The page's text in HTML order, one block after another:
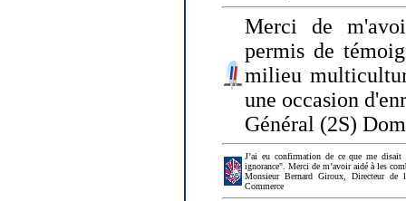
Merci de
permis de
milieu
une occasion
Général (2S)
J’ai eu confirmation de ce que me disait
ignorance". Merci de m’avoir aidé à les
Monsieur Bernard Giroux, Directeur de
Commerce